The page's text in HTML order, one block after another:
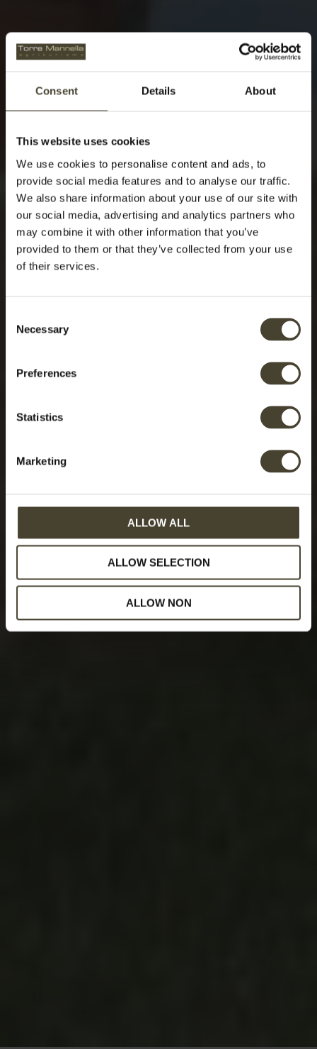
Consent Details About
This website uses cookies
We use cookies to personalise content and ads, to
provide social media features and to analyse our traffic.
We also share information about your use of our site with
our social media, advertising and analytics partners who
may combine it with other information that you’ve
provided to them or that they’ve collected from your use
of their services.
Selection
Necessary
Preferences
Statistics
Marketing
ALLOW ALL
ALLOW SELECTION
ALLOW NON